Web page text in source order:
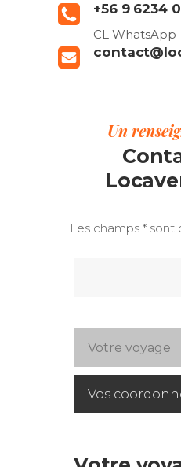
+56 9 6234
CL WhatsApp
Un
Les champs * sont
Votre voyage
Vos